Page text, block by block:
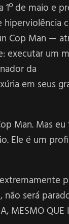
de maio e
Cop Man —
executar um
da
em seus
Man. Mas
Ele é um
será
MESMO QUE